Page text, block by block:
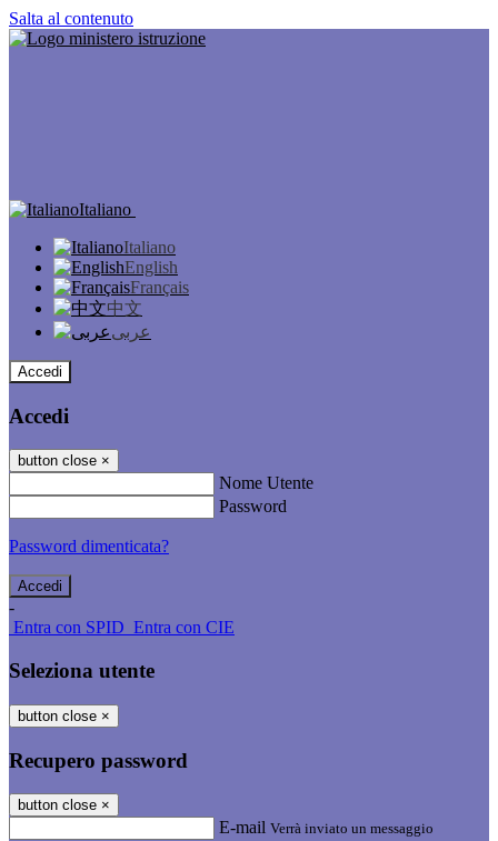
Salta al contenuto
Italiano
Italiano
English
Français
中文
عربى
Accedi
Accedi
button close ×
Nome Utente
Password
Password dimenticata?
-
Entra con SPID Entra con CIE
Seleziona utente
button close ×
Recupero password
button close ×
E-mail Verrà inviato un messaggio